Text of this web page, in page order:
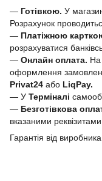
— Готівкою. У
Розрахунок
— Платіжною
розрахуватися
— Онлайн оплата. На
оформлення
Privat24 або LiqPay.
— У Терміналі
— Безготівкова
вказаними реквізитами
Гарантія від